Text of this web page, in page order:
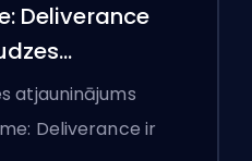
Deliverance
Padziļināta
atjauninājums
Deliverance ir